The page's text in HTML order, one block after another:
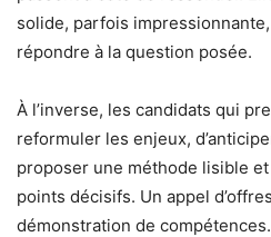
solide, parfois
répondre à la question posée.
À l’inverse, les candidats qui
reformuler les enjeux,
proposer une méthode lisible
points décisifs. Un appel
démonstration de